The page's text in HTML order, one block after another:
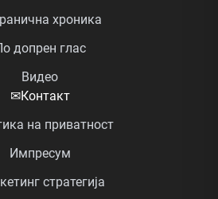
хроника
допрен глас
Видео
✉Контакт
на приватност
Импресум
стратегија